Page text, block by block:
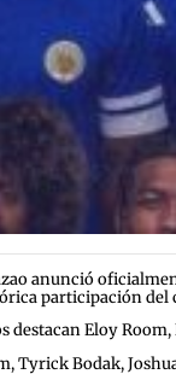
anunció
participación del
destacan Eloy
Tyrick Bodak,